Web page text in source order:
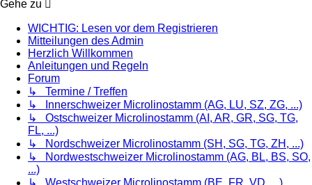
Gehe zu
WICHTIG: Lesen vor dem Registrieren
Mitteilungen des Admin
Herzlich Willkommen
Anleitungen und Regeln
Forum
↳ Termine / Treffen
↳ Innerschweizer Microlinostamm (AG, LU, SZ, ZG, ...)
↳ Ostschweizer Microlinostamm (AI, AR, GR, SG, TG,
FL, ...)
↳ Nordschweizer Microlinostamm (SH, SG, TG, ZH, ...)
↳ Nordwestschweizer Microlinostamm (AG, BL, BS, SO,
...)
↳ Westschweizer Microlinostamm (BE, FR, VD, ...)